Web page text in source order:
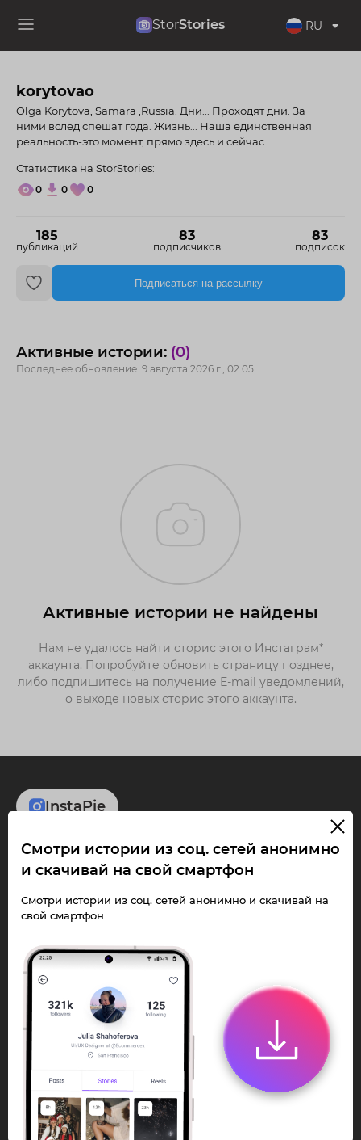
StorStories RU
korytovao
185
публикаций
83
подписчиков
83
подписок
Olga Korytova, Samara ,Russia. Дни... Проходят дни. За
ними вслед спешат года. Жизнь... Наша единственная
реальность-это момент, прямо здесь и сейчас.
Статистика на StorStories:
0 0 0
Подписаться на рассылку
Активные истории: (0)
Последнее обновление: 9 августа 2026 г., 02:05
Активные истории не найдены
Нам не удалось найти сторис этого Инстаграм*
аккаунта. Попробуйте обновить страницу позднее,
либо подпишитесь на получение E-mail уведомлений,
о выходе новых сторис этого аккаунта.
InstaPie
Смотри Stories и
скачивай Reels без
ограничений!
Переходи в ИнстаПай бот - смотри и
скачивай
Stories Reels
или Telegram-приложении.
Быстро, просто и удобно.
Перейти к боту
Смотри истории из соц. сетей анонимно
и скачивай на свой смартфон
Смотри истории из соц. сетей анонимно и скачивай на
свой смартфон